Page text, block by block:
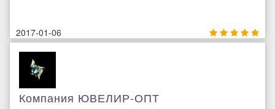
2017-01-06
Компания ЮВЕЛИР-ОПТ